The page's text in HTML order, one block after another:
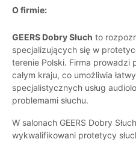
O firmie:
GEERS Dobry Słuch to
specjalizujących się w
terenie Polski. Firma prowadzi
całym kraju, co umożliwia
specjalistycznych usług
problemami słuchu.
W salonach GEERS Dobry
wykwalifikowani protetycy